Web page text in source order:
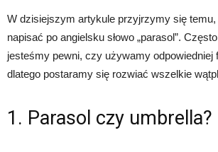
W dzisiejszym artykule przyjrzymy się temu,
napisać po angielsku słowo „parasol”.
jesteśmy pewni, czy używamy odpowiedniej
dlatego postaramy się rozwiać wszelkie
1. Parasol czy umbrella?